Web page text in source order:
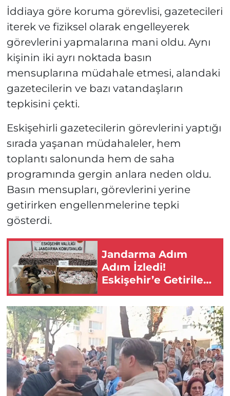
İddiaya göre koruma görevlisi, gazetecileri
iterek ve fiziksel olarak engelleyerek
görevlerini yapmalarına mani oldu. Aynı
kişinin iki ayrı noktada basın
mensuplarına müdahale etmesi, alandaki
gazetecilerin ve bazı vatandaşların
tepkisini çekti.
Eskişehirli gazetecilerin görevlerini yaptığı
sırada yaşanan müdahaleler, hem
toplantı salonunda hem de saha
programında gergin anlara neden oldu.
Basın mensupları, görevlerini yerine
getirirken engellenmelerine tepki
gösterdi.
Jandarma Adım
Adım İzledi!
Eskişehir’e Getirilen
Binlerce Hap Böyle
Yakalandı!